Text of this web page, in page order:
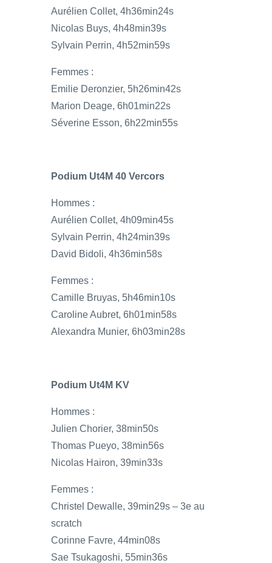
Aurélien Collet, 4h36min24s
Nicolas Buys, 4h48min39s
Sylvain Perrin, 4h52min59s
Femmes :
Emilie Deronzier, 5h26min42s
Marion Deage, 6h01min22s
Séverine Esson, 6h22min55s
Podium Ut4M 40 Vercors
Hommes :
Aurélien Collet, 4h09min45s
Sylvain Perrin, 4h24min39s
David Bidoli, 4h36min58s
Femmes :
Camille Bruyas, 5h46min10s
Caroline Aubret, 6h01min58s
Alexandra Munier, 6h03min28s
Podium Ut4M KV
Hommes :
Julien Chorier, 38min50s
Thomas Pueyo, 38min56s
Nicolas Hairon, 39min33s
Femmes :
Christel Dewalle, 39min29s – 3e au
scratch
Corinne Favre, 44min08s
Sae Tsukagoshi, 55min36s